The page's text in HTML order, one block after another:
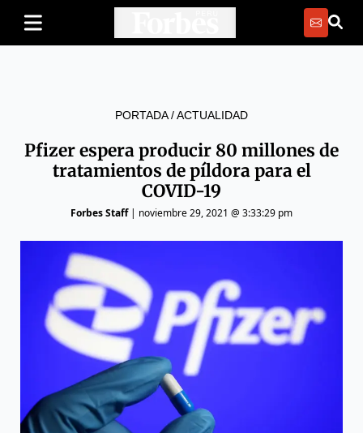
PORTADA/ACTUALIDAD
Pfizer espera producir 80 millones de
tratamientos de píldora para el
COVID-19
Forbes Staff| noviembre 29, 2021 @ 3:33:29 pm